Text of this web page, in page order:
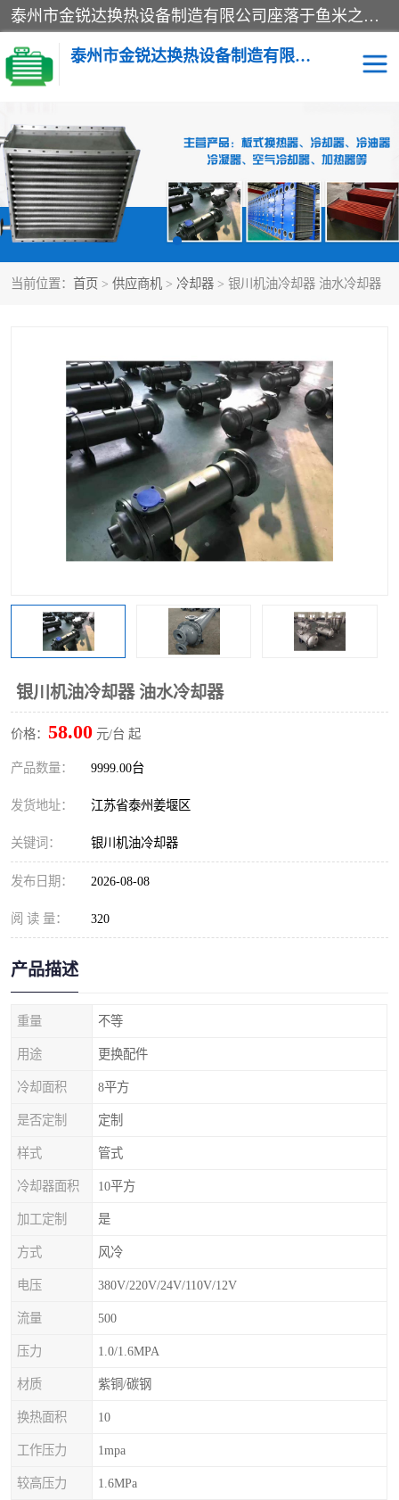
泰州市金锐达换热设备制造有限公司座落于鱼米之乡、祥泰之州一江苏泰州。是一家多年从事换热设备研究、设计、制造、销售、服务于一体的生产企业。
泰州市金锐达换热设备制造有限公司
当前位置： 首页 > 供应商机 > 冷却器 > 银川机油冷却器 油水冷却器
银川机油冷却器 油水冷却器
价格： 58.00 元/台 起
产品数量： 9999.00台
发货地址： 江苏省泰州姜堰区
关键词： 银川机油冷却器
发布日期： 2026-08-08
阅 读 量： 320
产品描述
重量 不等
用途 更换配件
冷却面积 8平方
是否定制 定制
样式 管式
冷却器面积 10平方
加工定制 是
方式 风冷
电压 380V/220V/24V/110V/12V
流量 500
压力 1.0/1.6MPA
材质 紫铜/碳钢
换热面积 10
工作压力 1mpa
较高压力 1.6MPa
冷却器 换热器
散热器 预热器
热交换器